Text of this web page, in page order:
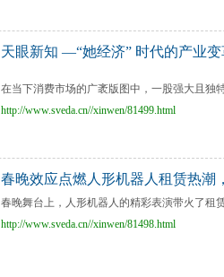
天眼新知 —“她经济” 时代的产业
在当下消费市场的广袤版图中，一股强大且独
http://www.sveda.cn//xinwen/81499.html
春晚效应点燃人形机器人租赁热潮
春晚舞台上，人形机器人的精彩表演带火了租
http://www.sveda.cn//xinwen/81498.html